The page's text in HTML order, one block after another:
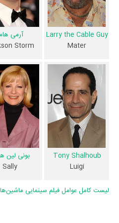
اطلاعات فیلم ماشین‌ها 3
پرداخته‌اند.
تاکنون در صفحه اختصاصی فیلم ماشین‌ها 3
پژوهشگران و مردم ثبت شده است؛ در
هنوز موردی ثبت نشده است. قطعا ما و
هنرمندان و آثار سینما، تلویزیون و تئاتر
Larry the Cable Guy
Mater
آرمی
Storm
Tony Shalhoub
Luigi
بونی لین
Sally
لیست کامل عوامل فیلم سینمایی ماشین‌ها 3